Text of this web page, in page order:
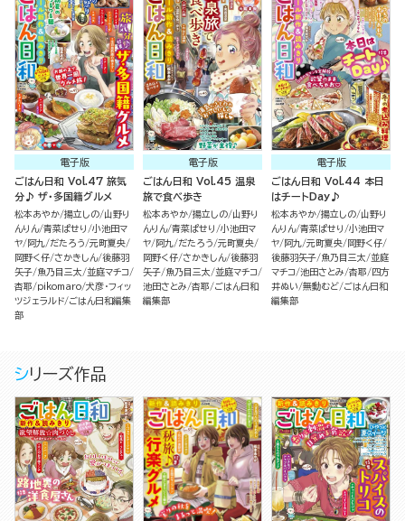
電子版
ごはん日和 Vol.47 旅気
分♪ ザ・多国籍グルメ
松本あやか 揚立しの 山野り
んりん 青菜ぱせり
小池田マ
ヤ 阿九 だたろう 元町夏央
岡野く仔 さかきしん 後藤羽
矢子 魚乃目三太
並庭マチコ
杏耶
pikomaro 犬彦・フィッ
ツジェラルド ごはん日和編集
部
電子版
ごはん日和 Vol.45 温泉
旅で食べ歩き
松本あやか 揚立しの 山野り
んりん 青菜ぱせり
小池田マ
ヤ 阿九 だたろう 元町夏央
岡野く仔 さかきしん 後藤羽
矢子 魚乃目三太
並庭マチコ
池田さとみ 杏耶
ごはん日和
編集部
電子版
ごはん日和 Vol.44 本日
はチートDay♪
松本あやか 揚立しの 山野り
んりん 青菜ぱせり
小池田マ
ヤ 阿九 元町夏央 岡野く仔
後藤羽矢子 魚乃目三太
並庭
マチコ 池田さとみ 杏耶
四方
井ぬい 無動むど ごはん日和
編集部
シリーズ作品